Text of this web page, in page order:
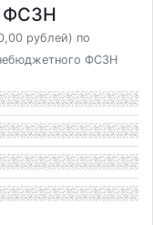
рублей) по
ФСЗН